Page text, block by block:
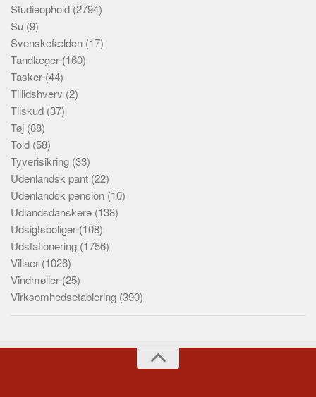
Studieophold (2794)
Su (9)
Svenskefælden (17)
Tandlæger (160)
Tasker (44)
Tillidshverv (2)
Tilskud (37)
Tøj (88)
Told (58)
Tyverisikring (33)
Udenlandsk pant (22)
Udenlandsk pension (10)
Udlandsdanskere (138)
Udsigtsboliger (108)
Udstationering (1756)
Villaer (1026)
Vindmøller (25)
Virksomhedsetablering (390)